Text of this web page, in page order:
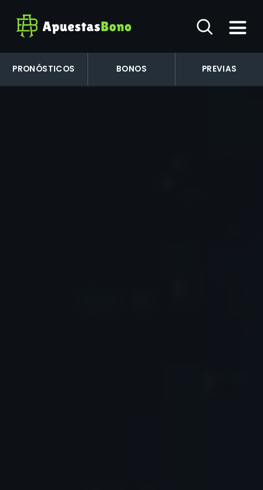
PRONÓSTICOS BONOS PREVIAS